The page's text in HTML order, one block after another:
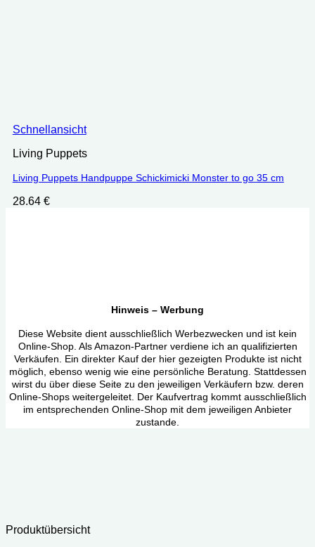
Schnellansicht
Living Puppets
Living Puppets Handpuppe Schickimicki Monster to go 35 cm
28.64 €
Hinweis – Werbung
Diese Website dient ausschließlich Werbezwecken und ist kein
Online-Shop. Als Amazon-Partner verdiene ich an qualifizierten
Verkäufen. Ein direkter Kauf der hier gezeigten Produkte ist nicht
möglich, ebenso wenig wie eine persönliche Beratung. Stattdessen
wirst du über diese Seite zu den jeweiligen Verkäufern bzw. deren
Online-Shops weitergeleitet. Der Kaufvertrag kommt ausschließlich
im entsprechenden Online-Shop mit dem jeweiligen Anbieter
zustande.
Produktübersicht